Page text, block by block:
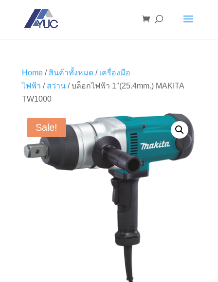
Home/ สินค้าทั้งหมด/ เครื่องมือ
ไฟฟ้า / สว่าน/ บล็อกไฟฟ้า 1″(25.4mm.) MAKITA
TW1000
Sale!